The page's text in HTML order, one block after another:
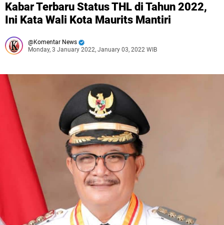
Kabar Terbaru Status THL di Tahun 2022,
Ini Kata Wali Kota Maurits Mantiri
Komentar News
Monday, 3 January 2022, January 03, 2022 WIB